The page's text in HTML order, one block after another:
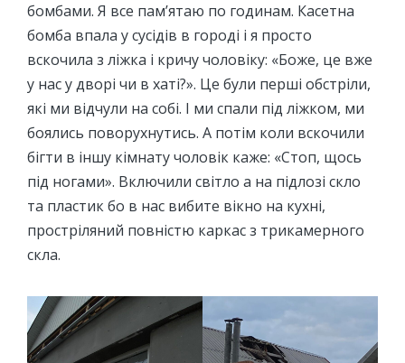
бомбами. Я все пам’ятаю по годинам. Касетна
бомба впала у сусідів в городі і я просто
вскочила з ліжка і кричу чоловіку: «Боже, це вже
у нас у дворі чи в хаті?». Це були перші обстріли,
які ми відчули на собі. І ми спали під ліжком, ми
боялись поворухнутись. А потім коли вскочили
бігти в іншу кімнату чоловік каже: «Стоп, щось
під ногами». Включили світло а на підлозі скло
та пластик бо в нас вибите вікно на кухні,
простріляний повністю каркас з трикамерного
скла.